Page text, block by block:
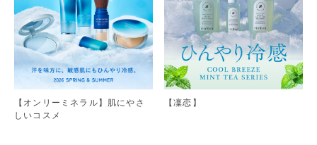
【オンリーミネラル】肌にやさ
しいコスメ
【凜恋】